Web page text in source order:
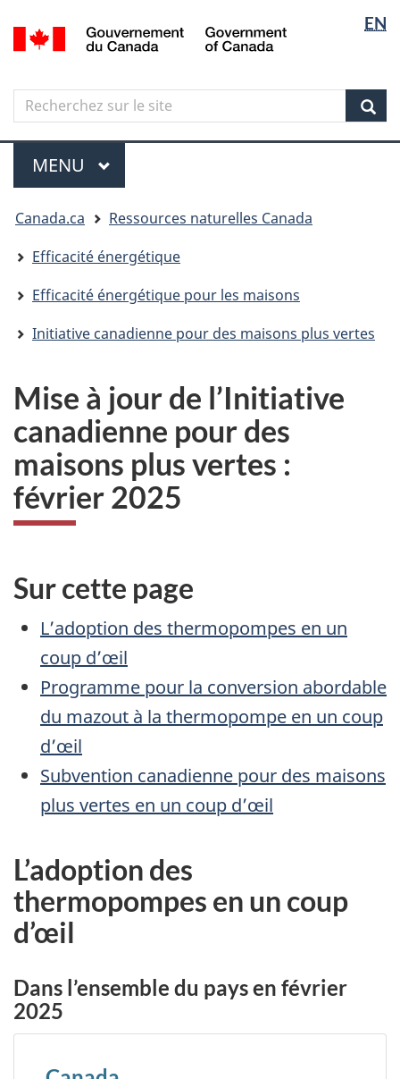
Aller
au
principal
Skip
to
government"
Passer
à
version
simplifiée
langue
EN
Canada
Search
Recherchez
sur
le
site
Menu
MENU PRINCIPAL
êtes
ici
Canada.ca
Ressources naturelles Canada
Efficacité énergétique
Efficacité énergétique pour les maisons
Initiative canadienne pour des maisons plus vertes
Mise à jour de l’Initiative
canadienne pour des
maisons plus vertes :
février 2025
Sur cette page
L’adoption des thermopompes en un
coup d’œil
Programme pour la conversion abordable
du mazout à la thermopompe en un coup
d’œil
Subvention canadienne pour des maisons
plus vertes en un coup d’œil
L’adoption des
thermopompes en un coup
d’œil
Dans l’ensemble du pays en février
2025